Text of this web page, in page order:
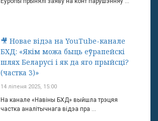
🎥 Новае відэа на YouTube-канале
БХД: «Якім можа быць еўрапейскі
шлях Беларусі і як да яго прыйсці?
(частка 3)»
14 ліпеня 2025, 15:00
На канале «Навіны БХД» выйшла трэцяя
частка аналітычнага відэа пра ...